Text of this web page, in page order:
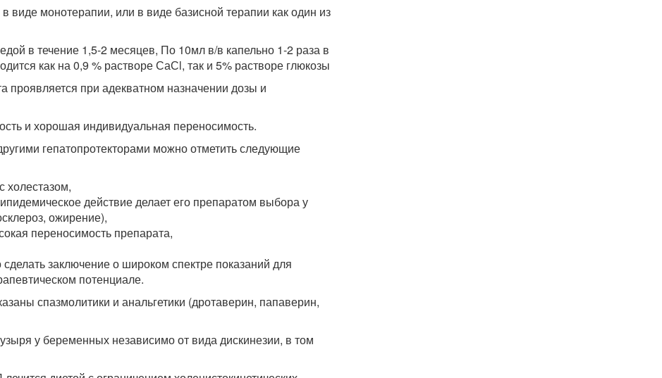
монотерапии, или в виде базисной терапии как один из
в течение 1,5-2 месяцев, По 10мл в/в капельно 1-2 раза в
как на 0,9 % растворе СаСl, так и 5% растворе глюкозы
при адекватном назначении дозы и
и хорошая индивидуальная переносимость.
гепатопротекторами можно отметить следующие
холестазом,
действие делает его препаратом выбора у
ожирение),
переносимость препарата,
заключение о широком спектре показаний для
потенциале.
спазмолитики и анальгетики (дротаверин, папаверин,
у беременных независимо от вида дискинезии, в том